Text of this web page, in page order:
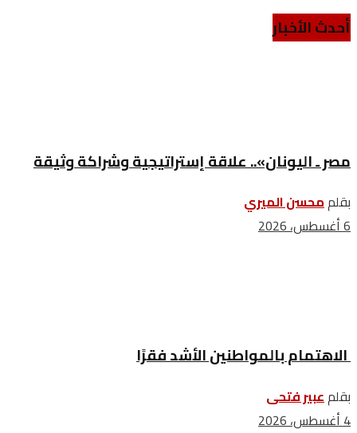
أحدث الأخبار
مصر ـ اليونان».. علاقة إستراتيجية وشراكة وثيقة
بقلممحسن الميري
6 أغسطس، 2026
الاهتمام بالمواطنين الأشد فقرًا
بقلمعبير فتحى
4 أغسطس، 2026